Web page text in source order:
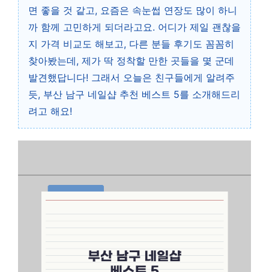
면 좋을 것 같고, 요즘은 속눈썹 연장도 많이 하니
까 함께 고민하게 되더라고요. 어디가 제일 괜찮을
지 가격 비교도 해보고, 다른 분들 후기도 꼼꼼히
찾아봤는데, 제가 딱 정착할 만한 곳들을 몇 군데
발견했답니다! 그래서 오늘은 친구들에게 알려주
듯, 부산 남구 네일샵 추천 베스트 5를 소개해드리
려고 해요!